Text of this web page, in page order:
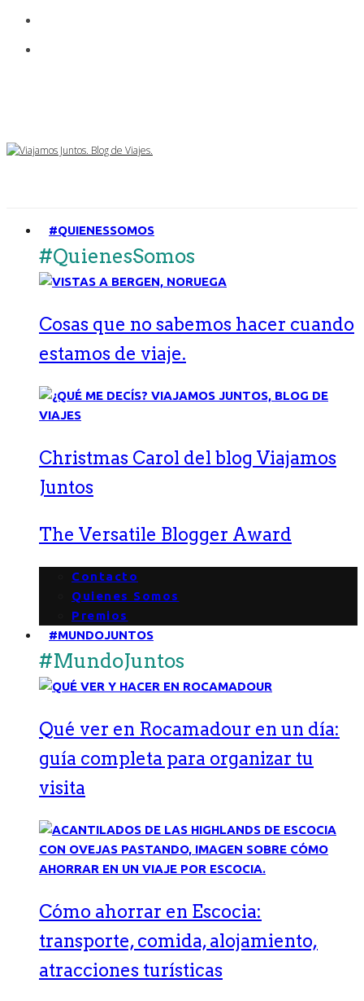
#QUIENESSOMOS
#QuienesSomos
Cosas que no sabemos hacer cuando
estamos de viaje.
Christmas Carol del blog Viajamos
Juntos
The Versatile Blogger Award
Contacto
Quienes Somos
Premios
#MUNDOJUNTOS
#MundoJuntos
Qué ver en Rocamadour en un día:
guía completa para organizar tu
visita
Cómo ahorrar en Escocia:
transporte, comida, alojamiento,
atracciones turísticas